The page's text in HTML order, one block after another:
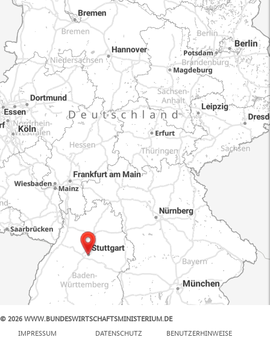
© 2026 WWW.BUNDESWIRTSCHAFTSMINISTERIUM.DE
IMPRESSUM
DATENSCHUTZ BENUTZERHINWEISE